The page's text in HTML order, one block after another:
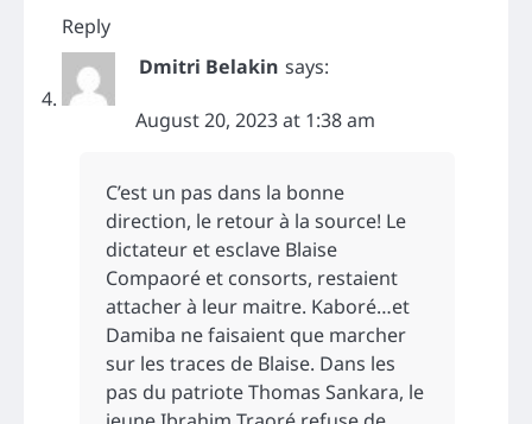
Reply
Dmitri Belakin says:
August 20, 2023 at 1:38 am
C’est un pas dans la bonne
direction, le retour à la source! Le
dictateur et esclave Blaise
Compaoré et consorts, restaient
attacher à leur maitre. Kaboré…et
Damiba ne faisaient que marcher
sur les traces de Blaise. Dans les
pas du patriote Thomas Sankara, le